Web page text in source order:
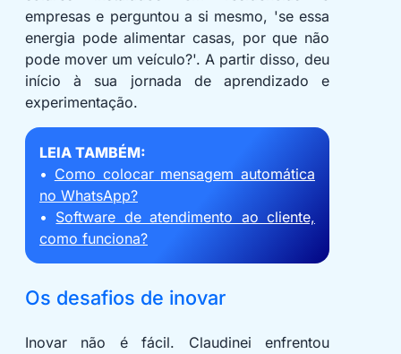
empresas e perguntou a si mesmo, 'se essa
energia pode alimentar casas, por que não
pode mover um veículo?'. A partir disso, deu
início à sua jornada de aprendizado e
experimentação.
LEIA TAMBÉM:
• Como colocar mensagem automática
no WhatsApp?
• Software de atendimento ao cliente,
como funciona?
Os desafios de inovar
Inovar não é fácil. Claudinei enfrentou